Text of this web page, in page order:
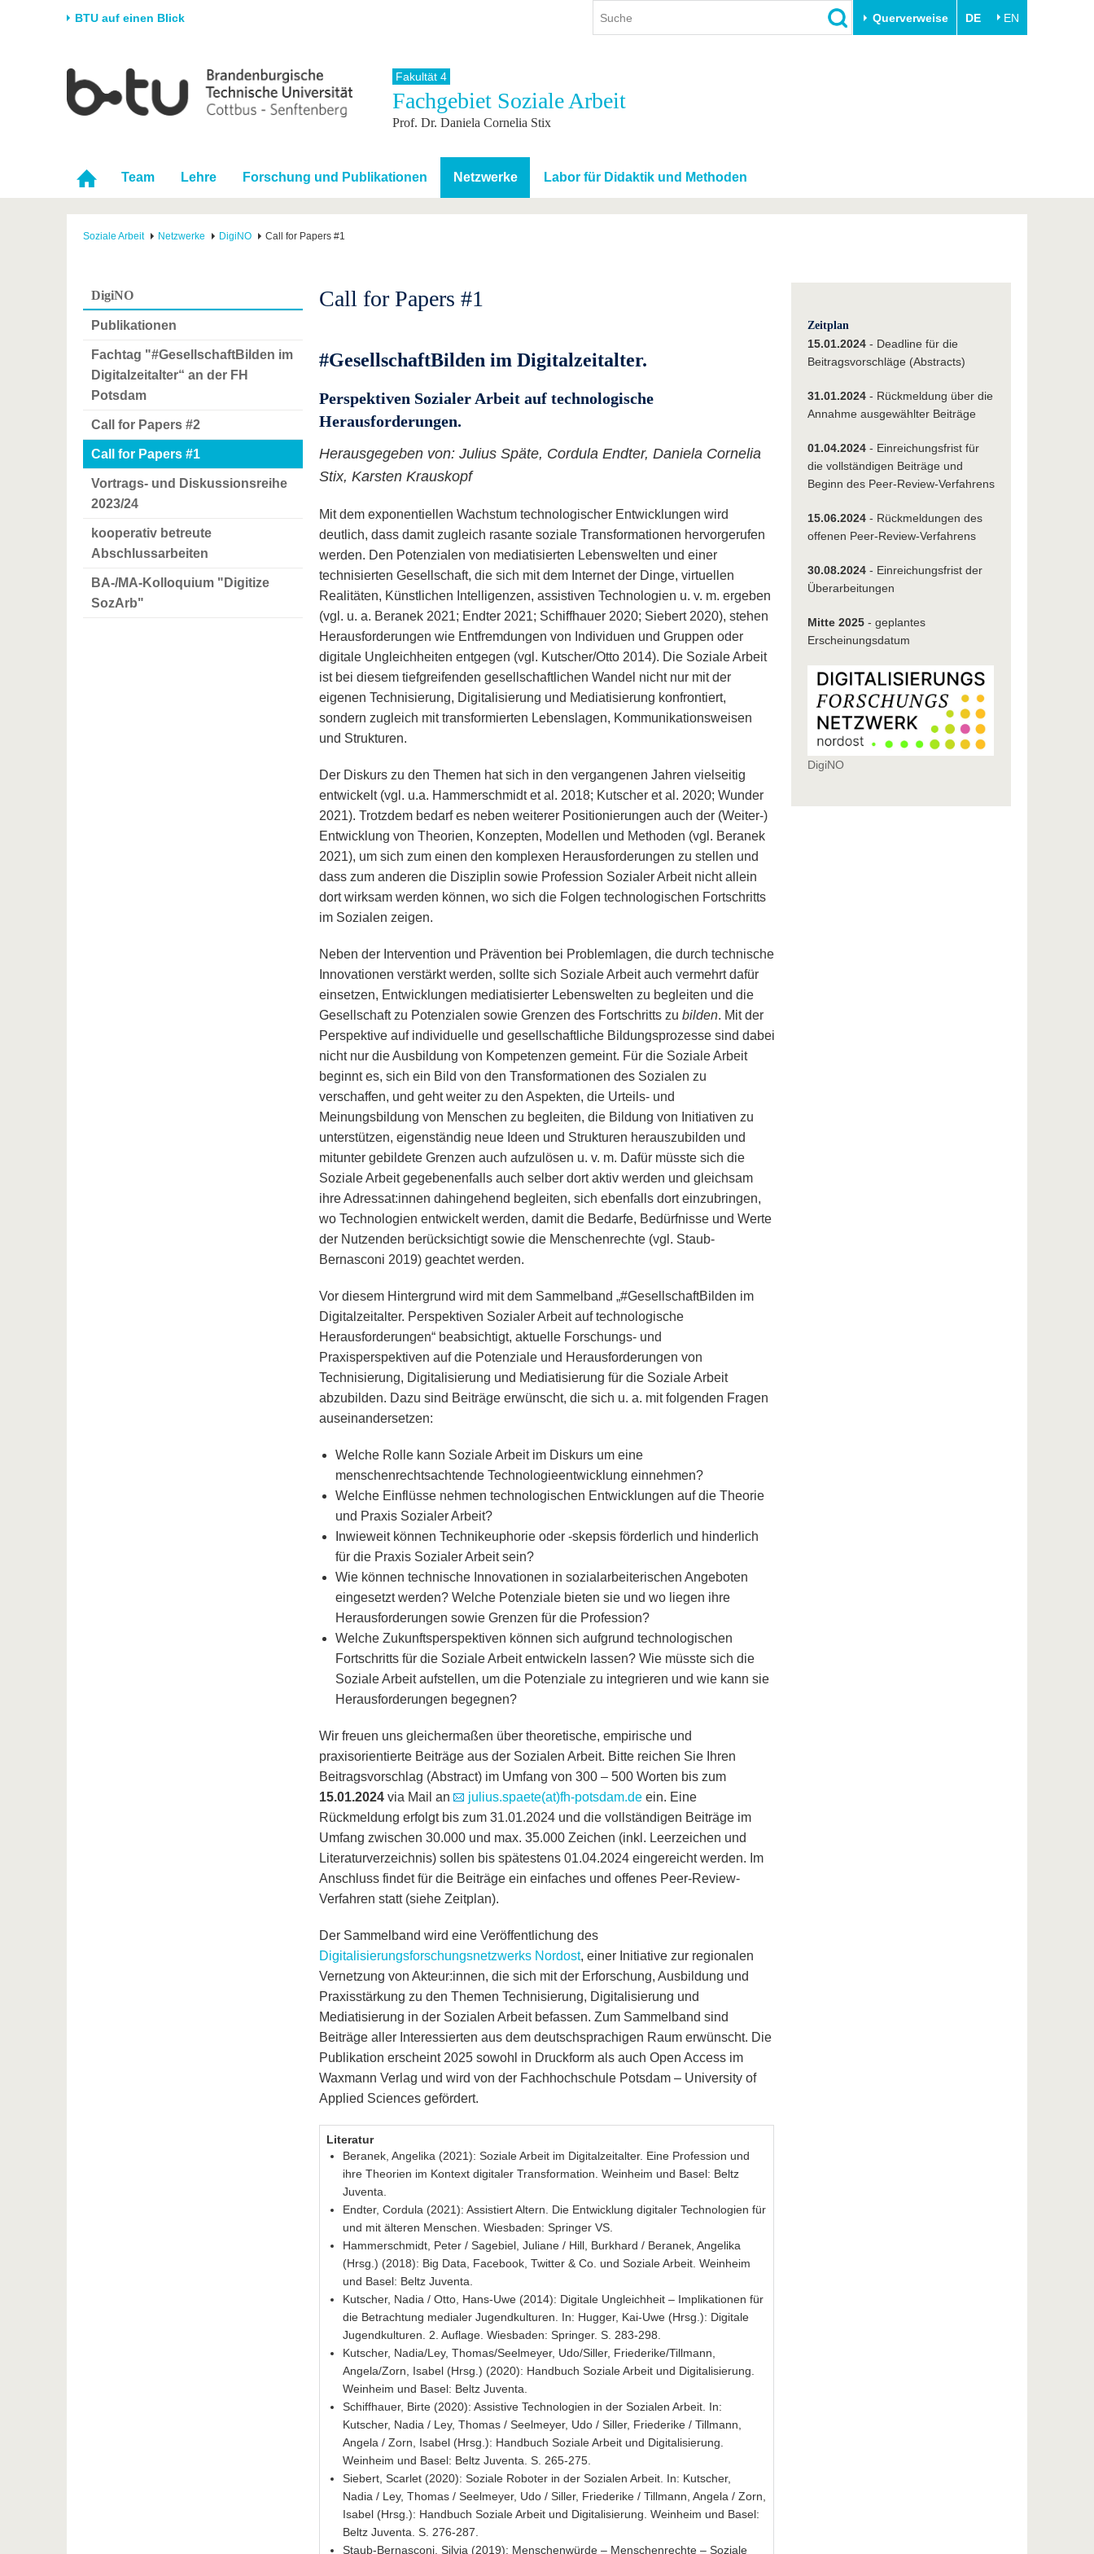
BTU auf einen Blick Querverweise DE EN
Universität
Karriere & Engagement
Partnerschaften &
Strukturwandel
Forschung
Förderung
Wissenschaftlicher
Nachwuchs
Studium
Studienangebot
Im Studium
Nach dem Studium
International
Internationales Profil
Mit der BTU ins Ausland
Für internationale
Studierende
Weiterbildung
Innovative Transferprojekte
BTU & Region erleben
Fakultät 4
Fachgebiet Soziale Arbeit
Prof. Dr. Daniela Cornelia Stix
Team Lehre Forschung und Publikationen Netzwerke Labor für Didaktik und Methoden
Soziale Arbeit Netzwerke DigiNO Call for Papers #1
DigiNO
Publikationen
Fachtag "#GesellschaftBilden im
Digitalzeitalter“ an der FH
Potsdam
Call for Papers #2
Call for Papers #1
Vortrags- und Diskussionsreihe
2023/24
kooperativ betreute
Abschlussarbeiten
BA-/MA-Kolloquium "Digitize
SozArb"
Call for Papers #1
#GesellschaftBilden im Digitalzeitalter.
Perspektiven Sozialer Arbeit auf technologische
Herausforderungen.
Herausgegeben von: Julius Späte, Cordula Endter, Daniela Cornelia
Stix, Karsten Krauskopf
Mit dem exponentiellen Wachstum technologischer Entwicklungen wird
deutlich, dass damit zugleich rasante soziale Transformationen hervorgerufen
werden. Den Potenzialen von mediatisierten Lebenswelten und einer
technisierten Gesellschaft, die sich mit dem Internet der Dinge, virtuellen
Realitäten, Künstlichen Intelligenzen, assistiven Technologien u. v. m. ergeben
(vgl. u. a. Beranek 2021; Endter 2021; Schiffhauer 2020; Siebert 2020), stehen
Herausforderungen wie Entfremdungen von Individuen und Gruppen oder
digitale Ungleichheiten entgegen (vgl. Kutscher/Otto 2014). Die Soziale Arbeit
ist bei diesem tiefgreifenden gesellschaftlichen Wandel nicht nur mit der
eigenen Technisierung, Digitalisierung und Mediatisierung konfrontiert,
sondern zugleich mit transformierten Lebenslagen, Kommunikationsweisen
und Strukturen.
Der Diskurs zu den Themen hat sich in den vergangenen Jahren vielseitig
entwickelt (vgl. u.a. Hammerschmidt et al. 2018; Kutscher et al. 2020; Wunder
2021). Trotzdem bedarf es neben weiterer Positionierungen auch der (Weiter-)
Entwicklung von Theorien, Konzepten, Modellen und Methoden (vgl. Beranek
2021), um sich zum einen den komplexen Herausforderungen zu stellen und
dass zum anderen die Disziplin sowie Profession Sozialer Arbeit nicht allein
dort wirksam werden können, wo sich die Folgen technologischen Fortschritts
im Sozialen zeigen.
Neben der Intervention und Prävention bei Problemlagen, die durch technische
Innovationen verstärkt werden, sollte sich Soziale Arbeit auch vermehrt dafür
einsetzen, Entwicklungen mediatisierter Lebenswelten zu begleiten und die
Gesellschaft zu Potenzialen sowie Grenzen des Fortschritts zu bilden. Mit der
Perspektive auf individuelle und gesellschaftliche Bildungsprozesse sind dabei
nicht nur die Ausbildung von Kompetenzen gemeint. Für die Soziale Arbeit
beginnt es, sich ein Bild von den Transformationen des Sozialen zu
verschaffen, und geht weiter zu den Aspekten, die Urteils- und
Meinungsbildung von Menschen zu begleiten, die Bildung von Initiativen zu
unterstützen, eigenständig neue Ideen und Strukturen herauszubilden und
mitunter gebildete Grenzen auch aufzulösen u. v. m. Dafür müsste sich die
Soziale Arbeit gegebenenfalls auch selber dort aktiv werden und gleichsam
ihre Adressat:innen dahingehend begleiten, sich ebenfalls dort einzubringen,
wo Technologien entwickelt werden, damit die Bedarfe, Bedürfnisse und Werte
der Nutzenden berücksichtigt sowie die Menschenrechte (vgl. Staub-
Bernasconi 2019) geachtet werden.
Vor diesem Hintergrund wird mit dem Sammelband „#GesellschaftBilden im
Digitalzeitalter. Perspektiven Sozialer Arbeit auf technologische
Herausforderungen“ beabsichtigt, aktuelle Forschungs- und
Praxisperspektiven auf die Potenziale und Herausforderungen von
Technisierung, Digitalisierung und Mediatisierung für die Soziale Arbeit
abzubilden. Dazu sind Beiträge erwünscht, die sich u. a. mit folgenden Fragen
auseinandersetzen:
Welche Rolle kann Soziale Arbeit im Diskurs um eine
menschenrechtsachtende Technologieentwicklung einnehmen?
Welche Einflüsse nehmen technologischen Entwicklungen auf die Theorie
und Praxis Sozialer Arbeit?
Inwieweit können Technikeuphorie oder -skepsis förderlich und hinderlich
für die Praxis Sozialer Arbeit sein?
Wie können technische Innovationen in sozialarbeiterischen Angeboten
eingesetzt werden? Welche Potenziale bieten sie und wo liegen ihre
Herausforderungen sowie Grenzen für die Profession?
Welche Zukunftsperspektiven können sich aufgrund technologischen
Fortschritts für die Soziale Arbeit entwickeln lassen? Wie müsste sich die
Soziale Arbeit aufstellen, um die Potenziale zu integrieren und wie kann sie
Herausforderungen begegnen?
Wir freuen uns gleichermaßen über theoretische, empirische und
praxisorientierte Beiträge aus der Sozialen Arbeit. Bitte reichen Sie Ihren
Beitragsvorschlag (Abstract) im Umfang von 300 – 500 Worten bis zum
15.01.2024 via Mail an julius.spaete(at)fh-potsdam.de ein. Eine
Rückmeldung erfolgt bis zum 31.01.2024 und die vollständigen Beiträge im
Umfang zwischen 30.000 und max. 35.000 Zeichen (inkl. Leerzeichen und
Literaturverzeichnis) sollen bis spätestens 01.04.2024 eingereicht werden. Im
Anschluss findet für die Beiträge ein einfaches und offenes Peer-Review-
Verfahren statt (siehe Zeitplan).
Der Sammelband wird eine Veröffentlichung des
Digitalisierungsforschungsnetzwerks Nordost, einer Initiative zur regionalen
Vernetzung von Akteur:innen, die sich mit der Erforschung, Ausbildung und
Praxisstärkung zu den Themen Technisierung, Digitalisierung und
Mediatisierung in der Sozialen Arbeit befassen. Zum Sammelband sind
Beiträge aller Interessierten aus dem deutschsprachigen Raum erwünscht. Die
Publikation erscheint 2025 sowohl in Druckform als auch Open Access im
Waxmann Verlag und wird von der Fachhochschule Potsdam – University of
Applied Sciences gefördert.
Literatur
Beranek, Angelika (2021): Soziale Arbeit im Digitalzeitalter. Eine Profession und
ihre Theorien im Kontext digitaler Transformation. Weinheim und Basel: Beltz
Juventa.
Endter, Cordula (2021): Assistiert Altern. Die Entwicklung digitaler Technologien für
und mit älteren Menschen. Wiesbaden: Springer VS.
Hammerschmidt, Peter / Sagebiel, Juliane / Hill, Burkhard / Beranek, Angelika
(Hrsg.) (2018): Big Data, Facebook, Twitter & Co. und Soziale Arbeit. Weinheim
und Basel: Beltz Juventa.
Kutscher, Nadia / Otto, Hans-Uwe (2014): Digitale Ungleichheit – Implikationen für
die Betrachtung medialer Jugendkulturen. In: Hugger, Kai-Uwe (Hrsg.): Digitale
Jugendkulturen. 2. Auflage. Wiesbaden: Springer. S. 283-298.
Kutscher, Nadia/Ley, Thomas/Seelmeyer, Udo/Siller, Friederike/Tillmann,
Angela/Zorn, Isabel (Hrsg.) (2020): Handbuch Soziale Arbeit und Digitalisierung.
Weinheim und Basel: Beltz Juventa.
Schiffhauer, Birte (2020): Assistive Technologien in der Sozialen Arbeit. In:
Kutscher, Nadia / Ley, Thomas / Seelmeyer, Udo / Siller, Friederike / Tillmann,
Angela / Zorn, Isabel (Hrsg.): Handbuch Soziale Arbeit und Digitalisierung.
Weinheim und Basel: Beltz Juventa. S. 265-275.
Siebert, Scarlet (2020): Soziale Roboter in der Sozialen Arbeit. In: Kutscher,
Nadia / Ley, Thomas / Seelmeyer, Udo / Siller, Friederike / Tillmann, Angela / Zorn,
Isabel (Hrsg.): Handbuch Soziale Arbeit und Digitalisierung. Weinheim und Basel:
Beltz Juventa. S. 276-287.
Staub-Bernasconi, Silvia (2019): Menschenwürde – Menschenrechte – Soziale
Zeitplan
15.01.2024 - Deadline für die
Beitragsvorschläge (Abstracts)
31.01.2024 - Rückmeldung über die
Annahme ausgewählter Beiträge
01.04.2024- Einreichungsfrist für
die vollständigen Beiträge und
Beginn des Peer-Review-Verfahrens
15.06.2024 - Rückmeldungen des
offenen Peer-Review-Verfahrens
30.08.2024 - Einreichungsfrist der
Überarbeitungen
Mitte 2025 - geplantes
Erscheinungsdatum
DigiNO